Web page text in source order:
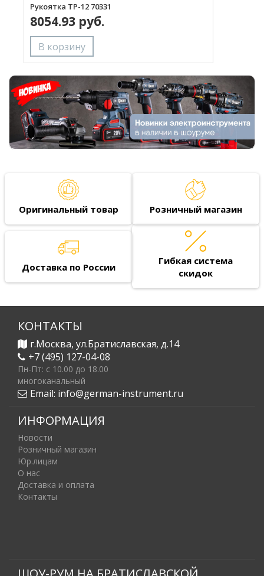
Рукоятка ТР-12 70331
8054.93 руб.
Оригинальный товар Розничный магазин
Доставка по России
Гибкая система
скидок
КОНТАКТЫ
г.Москва, ул.Братиславская, д.14
+7 (495) 127-04-08
Пн-Пт: c 10.00 до 18.00
многоканальный
Email: info@german-instrument.ru
ИНФОРМАЦИЯ
Новости
Розничный магазин
Юр.лицам
О нас
Доставка и оплата
Контакты